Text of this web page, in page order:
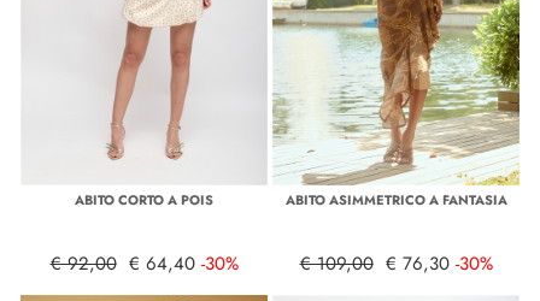
ABITO CORTO A POIS
€ 92,00 € 64,40 -30%
ABITO ASIMMETRICO A FANTASIA
€ 109,00 € 76,30 -30%